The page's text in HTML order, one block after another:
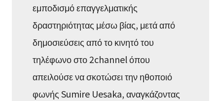
εμποδισμό επαγγελματικής
δραστηριότητας μέσω βίας, μετά από
δημοσιεύσεις από το κινητό του
τηλέφωνο στο 2channel όπου
απειλούσε να σκοτώσει την ηθοποιό
φωνής Sumire Uesaka, αναγκάζοντας